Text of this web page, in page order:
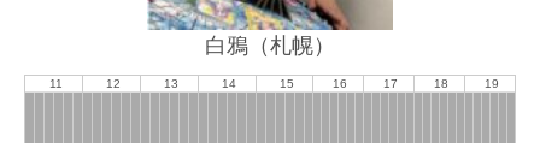
白鴉（札幌）
11 12 13 14 15 16 17 18 19